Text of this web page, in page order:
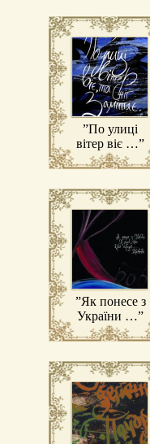
”По улиці
вітер віє …”
”Як понесе з
України …”